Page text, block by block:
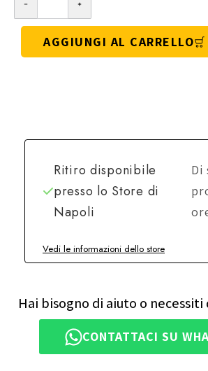
AGGIUNGI AL CARRELLO
Ritiro disponibile
presso lo Store di
Napoli
Di
Vedi le informazioni dello store
Hai bisogno di aiuto o
CONTATTACI SU